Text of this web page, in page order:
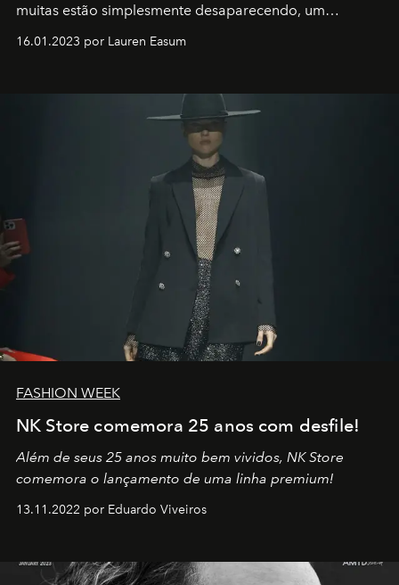
muitas estão simplesmente desaparecendo, um
transportador AMTD abrindo caminho para muitos
por propósitos, com um claro senso de missão na vida e
16.01.2023 por Lauren Easum
FASHION WEEK
NK Store comemora 25 anos com desfile!
Além de seus 25 anos muito bem vividos, NK Store
comemora o lançamento de uma linha premium!
13.11.2022 por Eduardo Viveiros